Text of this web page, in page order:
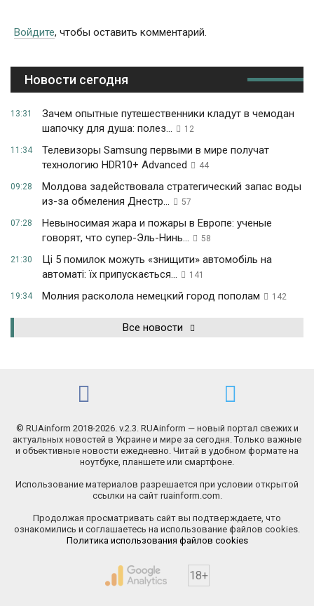
Войдите, чтобы оставить комментарий.
Новости сегодня
13:31
Зачем опытные путешественники кладут в чемодан
шапочку для душа: полез...
12
11:34
Телевизоры Samsung первыми в мире получат
технологию HDR10+ Advanced
44
09:28
Молдова задействовала стратегический запас воды
из-за обмеления Днестр...
57
07:28
Невыносимая жара и пожары в Европе: ученые
говорят, что супер-Эль-Нинь...
58
21:30
Ці 5 помилок можуть «знищити» автомобіль на
автоматі: їх припускається...
141
19:34 Молния расколола немецкий город пополам 142
Все новости
© RUAinform 2018-2026. v.2.3. RUAinform — новый портал свежих и
актуальных новостей в Украине и мире за сегодня. Только важные
и объективные новости ежедневно. Читай в удобном формате на
ноутбуке, планшете или смартфоне.
Использование материалов разрешается при условии открытой
ссылки на сайт ruainform.com.
Продолжая просматривать сайт вы подтверждаете, что
ознакомились и соглашаетесь на использование файлов cookies.
Политика использования файлов cookies
18+